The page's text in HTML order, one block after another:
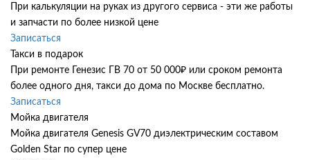
При калькуляции на руках из другого сервиса - эти же работы
и запчасти по более низкой цене
Записаться
Такси в подарок
При ремонте Генезис ГВ 70 от 50 000₽ или сроком ремонта
более одного дня, такси до дома по Москве бесплатно.
Записаться
Мойка двигателя
Мойка двигателя Genesis GV70 диэлектрическим составом
Golden Star по супер цене